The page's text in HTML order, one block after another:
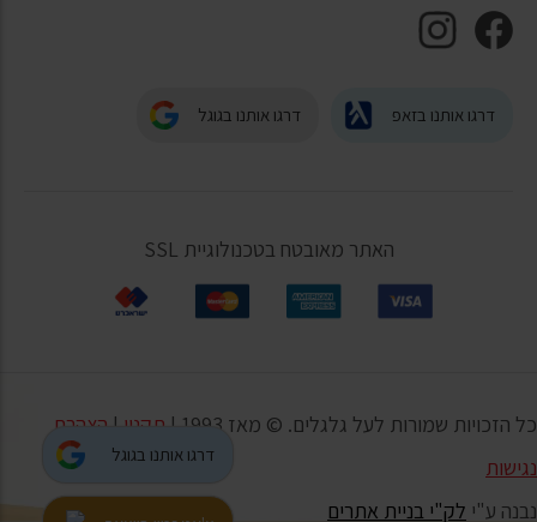
דרגו אותנו בזאפ דרגו אותנו בגוגל
דרגו אותנו בגוגל
האתר מאובטח בטכנולוגיית SSL
כל הזכויות שמורות לעל גלגלים. © מאז 1993 | תקנון | הצהרת
נגישות
נבנה ע"י לק"י בניית אתרים